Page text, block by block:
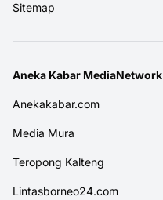
Sitemap
Aneka Kabar MediaNetwork
Anekakabar.com
Media Mura
Teropong Kalteng
Lintasborneo24.com